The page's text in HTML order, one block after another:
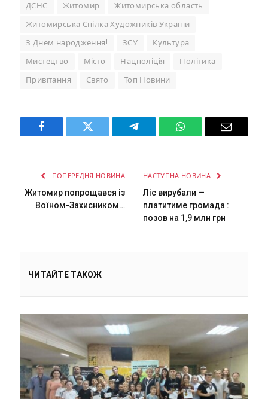
ДСНС Житомир Житомирська область
Житомирська Спілка Художників України
З Днем народження! ЗСУ Культура
Мистецтво Місто Нацполіція Політика
Привітання Свято Топ Новини
Facebook Twitter Telegram WhatsAppEmail
ПОПЕРЕДНЯ НОВИНА
Житомир попрощався із
Воїном-Захисником…
НАСТУПНА НОВИНА
Ліс вирубали —
платитиме громада :
позов на 1,9 млн грн
ЧИТАЙТЕ ТАКОЖ